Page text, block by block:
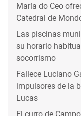
María do Ceo
Catedral de
Las piscinas
su horario
socorrismo
Fallece Luciano
impulsores de la
Lucas